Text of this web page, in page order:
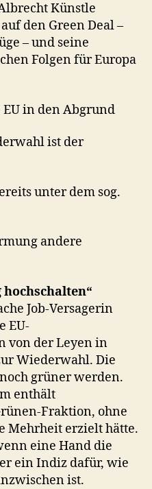
Künstle
den Green Deal –
– und seine
Folgen für Europa
EU in den Abgrund
ist der
unter dem sog.
andere
Job-Versagerin
EU-
von der Leyen in
Wiederwahl. Die
grüner werden.
enthält
Fraktion, ohne
Mehrheit erzielt hätte.
eine Hand die
ein Indiz dafür, wie
ist.